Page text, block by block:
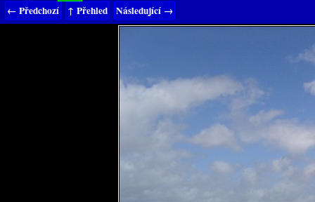
← Předchozí
↑ Přehled Následující →